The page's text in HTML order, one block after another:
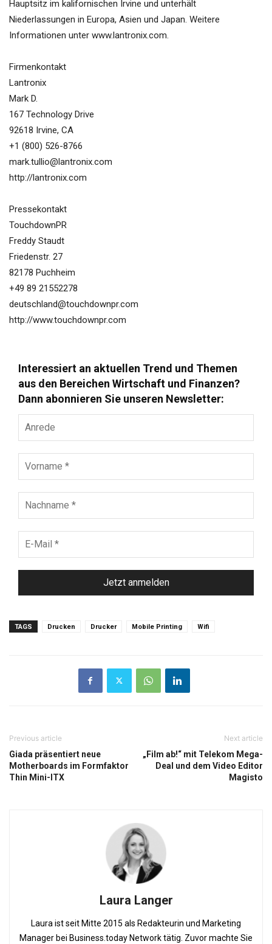
Hauptsitz im kalifornischen Irvine und unterhält
Niederlassungen in Europa, Asien und Japan. Weitere
Informationen unter www.lantronix.com.
Firmenkontakt
Lantronix
Mark D.
167 Technology Drive
92618 Irvine, CA
+1 (800) 526-8766
mark.tullio@lantronix.com
http://lantronix.com
Pressekontakt
TouchdownPR
Freddy Staudt
Friedenstr. 27
82178 Puchheim
+49 89 21552278
deutschland@touchdownpr.com
http://www.touchdownpr.com
Interessiert an aktuellen Trend und Themen
aus den Bereichen Wirtschaft und Finanzen?
Dann abonnieren Sie unseren Newsletter:
Mail
*
TAGS Drucken Drucker Mobile Printing Wifi
Previous article
Giada präsentiert neue
Motherboards im Formfaktor
Thin Mini-ITX
Next article
„Film ab!“ mit Telekom Mega-
Deal und dem Video Editor
Magisto
Laura Langer
Laura ist seit Mitte 2015 als Redakteurin und Marketing
Manager bei Business.today Network tätig. Zuvor machte Sie